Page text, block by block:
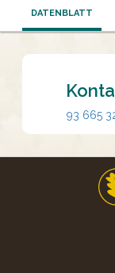
DATENBLATT
93 665